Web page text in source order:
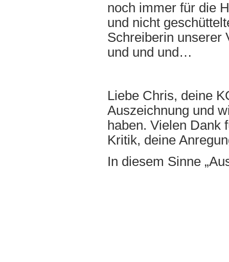
noch immer für die
und nicht
Schreiberin unserer
und und und…
Liebe Chris, deine
Auszeichnung und
haben. Vielen Dank
Kritik, deine
In diesem Sinne